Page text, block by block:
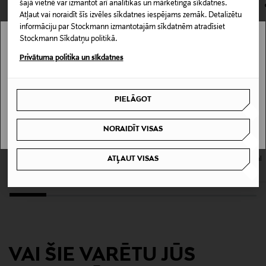
šajā vietnē var izmantot arī analītikas un mārketinga sīkdatnes.
Atļaut vai noraidīt šīs izvēles sīkdatnes iespējams zemāk. Detalizētu
informāciju par Stockmann izmantotajām sīkdatnēm atradīsiet
Stockmann Sīkdatņu politikā.
Privātuma politika un sīkdatnes
PIELĀGOT
NORAIDĪT VISAS
ATĻAUT VISAS
Aluslakka
Krāsa
NOCOL
Izmērs
13,5 ml
Ražotājvalsts
Ražotāja daļas numurs
Loreal Finland Oy
iepakojumā.
PREČU ATGRIEŠANAS POLITIKA
MAVALA
Original Price
14,00 €
MAVALA
Mava-Strong nagu lakas bāze 10 ml
Original Price
VAI ŠIE VARĒTU JŪS
Stockmann nav pieejams tavā valstī.